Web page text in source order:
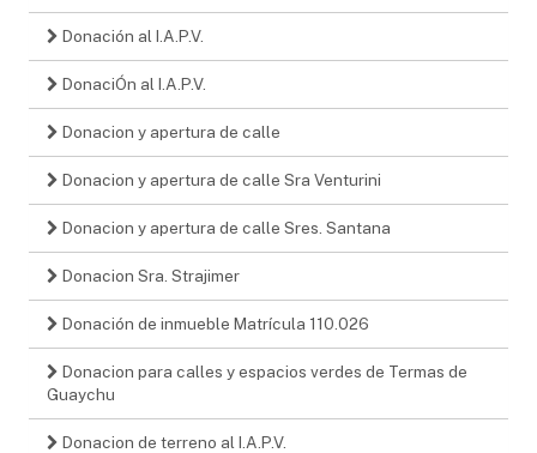
Donación al I.A.P.V.
DonaciÓn al I.A.P.V.
Donacion y apertura de calle
Donacion y apertura de calle Sra Venturini
Donacion y apertura de calle Sres. Santana
Donacion Sra. Strajimer
Donación de inmueble Matrícula 110.026
Donacion para calles y espacios verdes de Termas de
Guaychu
Donacion de terreno al I.A.P.V.